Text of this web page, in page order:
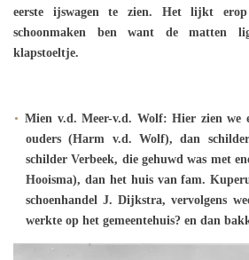
eerste ijswagen te zien. Het lijkt
schoonmaken ben want de matten
klapstoeltje.
Mien v.d. Meer-v.d. Wolf: Hier zien we
ouders (Harm v.d. Wolf), dan
schilder Verbeek, die gehuwd was met
Hooisma), dan het huis van fam.
schoenhandel J. Dijkstra, vervolgens
werkte op het gemeentehuis? en dan